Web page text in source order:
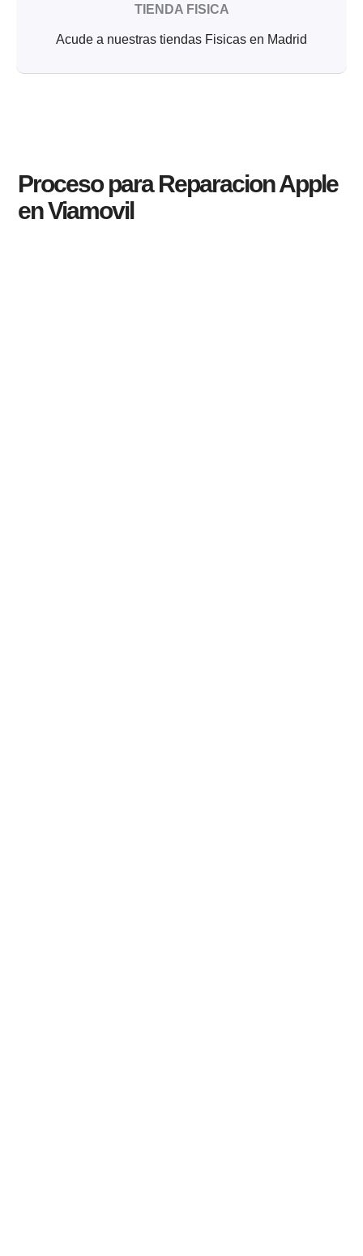
TIENDA FISICA
Acude a nuestras tiendas Fisicas en Madrid
Proceso para Reparacion Apple
en Viamovil